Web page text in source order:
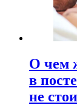
О чем
в
не